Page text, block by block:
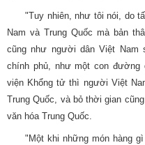
"Tuy nhiên, như tôi nói, do
Nam và Trung Quốc mà bản
cũng như người dân Việt
chính phủ, như một con đường
viện Khổng tử thì người Việt
Trung Quốc, và bỏ thời gian
văn hóa Trung Quốc.
"Một khi những món hàng